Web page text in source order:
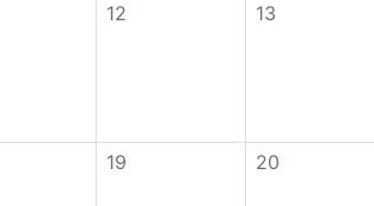
12 13
19 20